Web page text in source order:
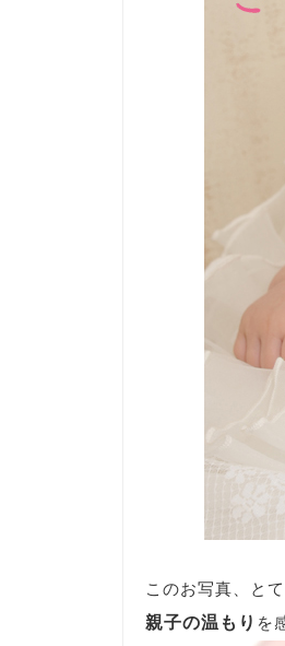
このお写真、と
親子の温もり を